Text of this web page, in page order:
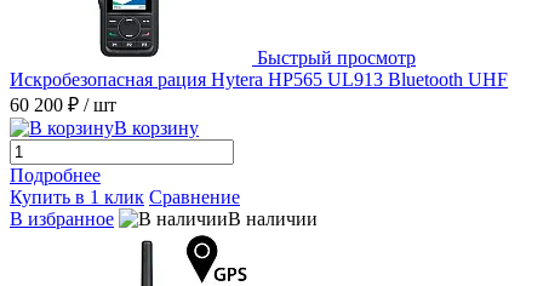
Быстрый просмотр
Искробезопасная рация Hytera HP565 UL913 Bluetooth UHF
60 200 ₽ / шт
В корзину
Подробнее
Купить в 1 клик Сравнение
В избранное
В наличии